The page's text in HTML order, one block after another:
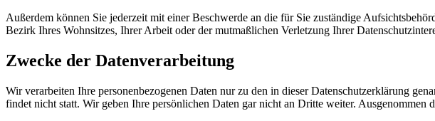
Außerdem können Sie jederzeit mit einer Beschwerde an die für Sie zuständige
Bezirk Ihres Wohnsitzes, Ihrer Arbeit oder der mutmaßlichen Verletzung Ihrer
Zwecke der Datenverarbeitung
Wir verarbeiten Ihre personenbezogenen Daten nur zu den in dieser Datenschutzerklärung
findet nicht statt. Wir geben Ihre persönlichen Daten gar nicht an Dritte weiter.